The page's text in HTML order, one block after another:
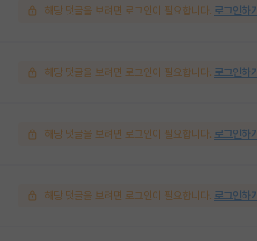
해당 댓글을 보려면 로그인이 필요합니다. 로그인하기
해당 댓글을 보려면 로그인이 필요합니다. 로그인하기
해당 댓글을 보려면 로그인이 필요합니다. 로그인하기
해당 댓글을 보려면 로그인이 필요합니다. 로그인하기